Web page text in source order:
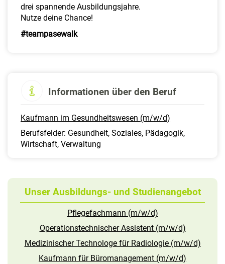
drei spannende Ausbildungsjahre.
Nutze deine Chance!
#teampasewalk
Informationen über den Beruf
Kaufmann im Gesundheitswesen (m/w/d)
Berufsfelder: Gesundheit, Soziales, Pädagogik,
Wirtschaft, Verwaltung
Unser Ausbildungs- und Studienangebot
Pflegefachmann (m/w/d)
Operationstechnischer Assistent (m/w/d)
Medizinischer Technologe für Radiologie (m/w/d)
Kaufmann für Büromanagement (m/w/d)